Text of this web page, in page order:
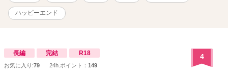
ハッピーエンド
長編 完結 R18
お気に入り:79 24h.ポイント： 149
4